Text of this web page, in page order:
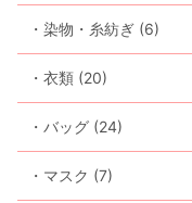
・染物・糸紡ぎ (6)
・衣類 (20)
・バッグ (24)
・マスク (7)